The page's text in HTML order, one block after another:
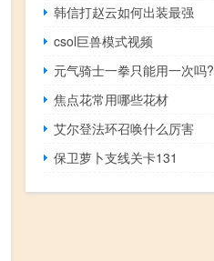
韩信打赵云如何出装最强
csol巨兽模式视频
元气骑士一拳只能用一次吗?
焦点花常用哪些花材
艾尔登法环召唤什么厉害
保卫萝卜支线关卡131